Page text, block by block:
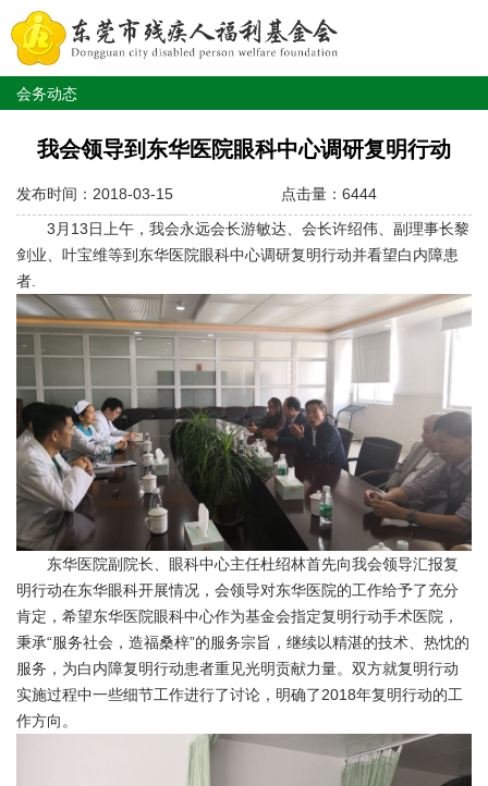
会务动态
我会领导到东华医院眼科中心调研复明行动
发布时间：2018-03-15
点击量：6444
3月13日上午，我会永远会长游敏达、会长许绍伟、副理事长黎
剑业、叶宝维等到东华医院眼科中心调研复明行动并看望白内障患
者.
东华医院副院长、眼科中心主任杜绍林首先向我会领导汇报复
明行动在东华眼科开展情况， 会领导对东华医院的工作给予了充分
肯定，希望东华医院眼科中心作为基金会指定复明行动手术医院，
秉承“服务社会，造福桑梓”的服务宗旨，继续以精湛的技术、热忱的
服务，为白内障复明行动患者重见光明贡献力量。双方就复明行动
实施过程中一些细节工作进行了讨论，明确了2018年复明行动的工
作方向。